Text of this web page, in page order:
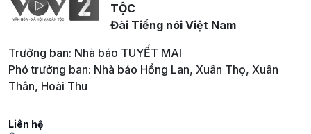
TỘC
Đài Tiếng nói Việt Nam
Trưởng ban: Nhà báo TUYẾT MAI
Phó trưởng ban: Nhà báo Hồng Lan, Xuân Thọ, Xuân
Thân, Hoài Thu
Liên hệ